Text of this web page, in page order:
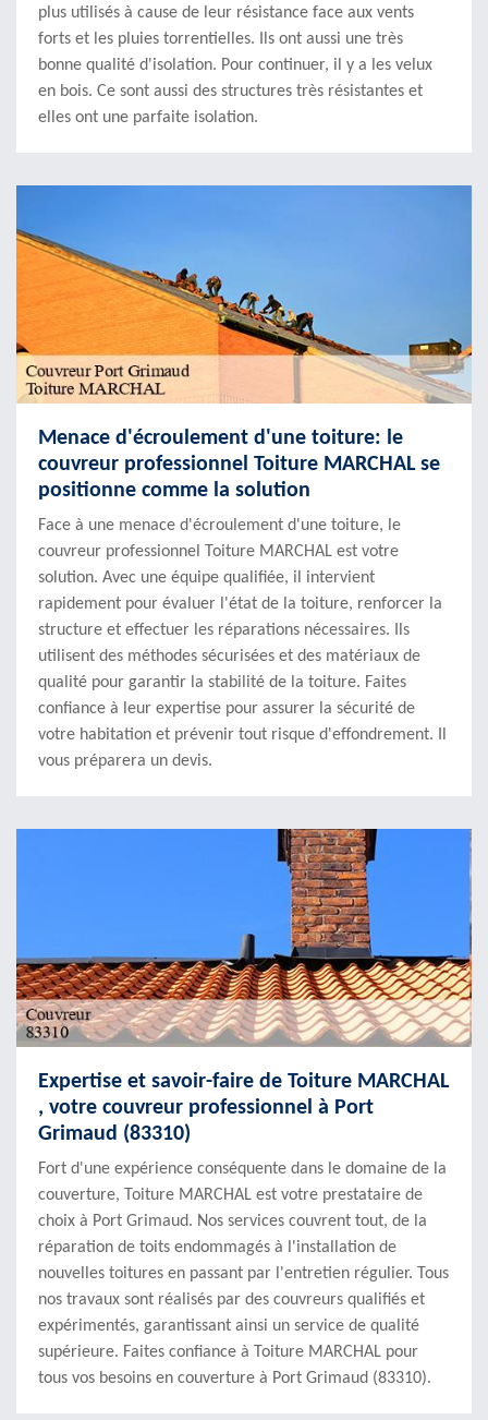
plus utilisés à cause de leur résistance face aux vents
forts et les pluies torrentielles. Ils ont aussi une très
bonne qualité d'isolation. Pour continuer, il y a les velux
en bois. Ce sont aussi des structures très résistantes et
elles ont une parfaite isolation.
Menace d'écroulement d'une toiture: le
couvreur professionnel Toiture MARCHAL se
positionne comme la solution
Face à une menace d'écroulement d'une toiture, le
couvreur professionnel Toiture MARCHAL est votre
solution. Avec une équipe qualifiée, il intervient
rapidement pour évaluer l'état de la toiture, renforcer la
structure et effectuer les réparations nécessaires. Ils
utilisent des méthodes sécurisées et des matériaux de
qualité pour garantir la stabilité de la toiture. Faites
confiance à leur expertise pour assurer la sécurité de
votre habitation et prévenir tout risque d'effondrement. Il
vous préparera un devis.
Expertise et savoir-faire de Toiture MARCHAL
, votre couvreur professionnel à Port
Grimaud (83310)
Fort d'une expérience conséquente dans le domaine de la
couverture, Toiture MARCHAL est votre prestataire de
choix à Port Grimaud. Nos services couvrent tout, de la
réparation de toits endommagés à l'installation de
nouvelles toitures en passant par l'entretien régulier. Tous
nos travaux sont réalisés par des couvreurs qualifiés et
expérimentés, garantissant ainsi un service de qualité
supérieure. Faites confiance à Toiture MARCHAL pour
tous vos besoins en couverture à Port Grimaud (83310).